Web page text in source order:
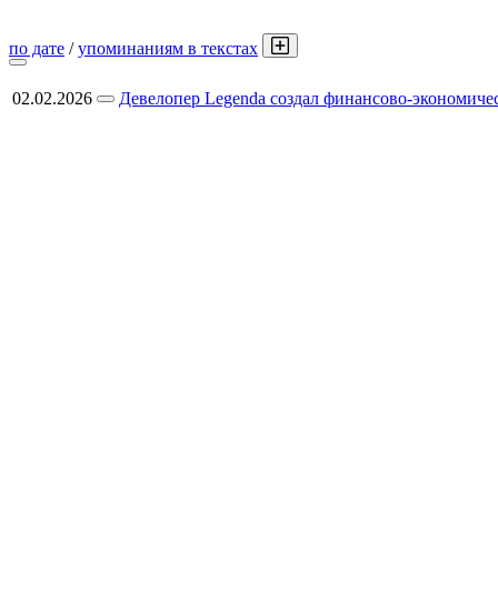
по дате /упоминаниям в текстах
02.02.2026 Девелопер Legenda создал финансово-